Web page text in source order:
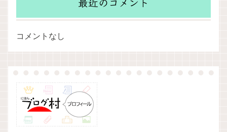
コメントなし